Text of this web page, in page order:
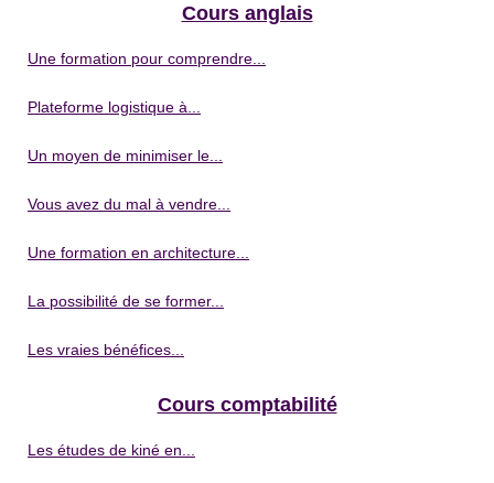
Cours anglais
Une formation pour comprendre...
Plateforme logistique à...
Un moyen de minimiser le...
Vous avez du mal à vendre...
Une formation en architecture...
La possibilité de se former...
Les vraies bénéfices...
Cours comptabilité
Les études de kiné en...